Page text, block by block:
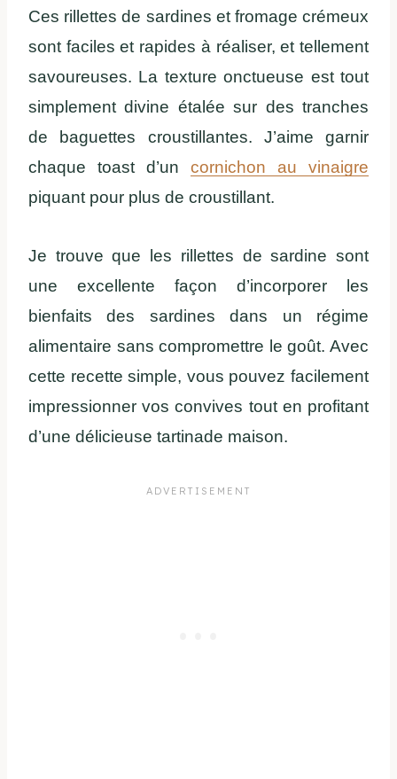
Ces rillettes de sardines et fromage crémeux
sont faciles et rapides à réaliser, et tellement
savoureuses. La texture onctueuse est tout
simplement divine étalée sur des tranches
de baguettes croustillantes. J’aime garnir
chaque toast d’un cornichon au vinaigre
piquant pour plus de croustillant.
Je trouve que les rillettes de sardine sont
une excellente façon d’incorporer les
bienfaits des sardines dans un régime
alimentaire sans compromettre le goût. Avec
cette recette simple, vous pouvez facilement
impressionner vos convives tout en profitant
d’une délicieuse tartinade maison.